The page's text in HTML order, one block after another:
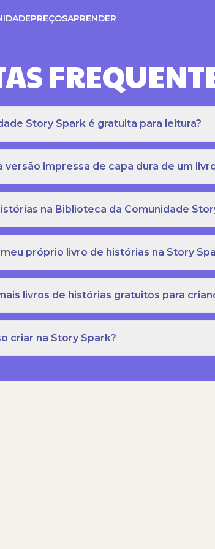
PREÇOSAPRENDER
Story Spark é gratuita para leitura?
versão impressa de capa dura de um
na Biblioteca da Comunidade
próprio livro de histórias na Story
livros de histórias gratuitos para
criar na Story Spark?